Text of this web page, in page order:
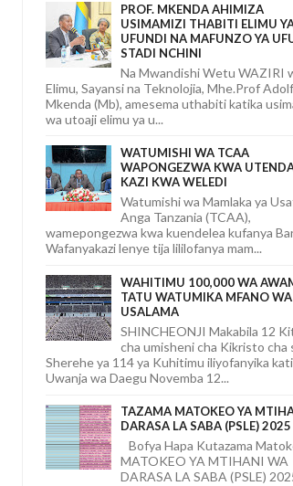
PROF. MKENDA AHIMIZA
USIMAMIZI THABITI ELIMU
UFUNDI NA MAFUNZO YA
STADI NCHINI
Na Mwandishi Wetu WAZIRI
Elimu, Sayansi na Teknolojia, Mhe.Prof Adolf
Mkenda (Mb), amesema uthabiti katika
wa utoaji elimu ya u...
WATUMISHI WA TCAA
WAPONGEZWA KWA
KAZI KWA WELEDI
Watumishi wa Mamlaka ya
Anga Tanzania (TCAA),
wamepongezwa kwa kuendelea kufanya
Wafanyakazi lenye tija lililofanya mam...
WAHITIMU 100,000 WA
TATU WATUMIKA MFANO WA
USALAMA
SHINCHEONJI Makabila 12
cha umisheni cha Kikristo cha
Sherehe ya 114 ya Kuhitimu iliyofanyika
Uwanja wa Daegu Novemba 12...
TAZAMA MATOKEO YA
DARASA LA SABA (PSLE) 2025
Bofya Hapa Kutazama
MATOKEO YA MTIHANI WA
DARASA LA SABA (PSLE)